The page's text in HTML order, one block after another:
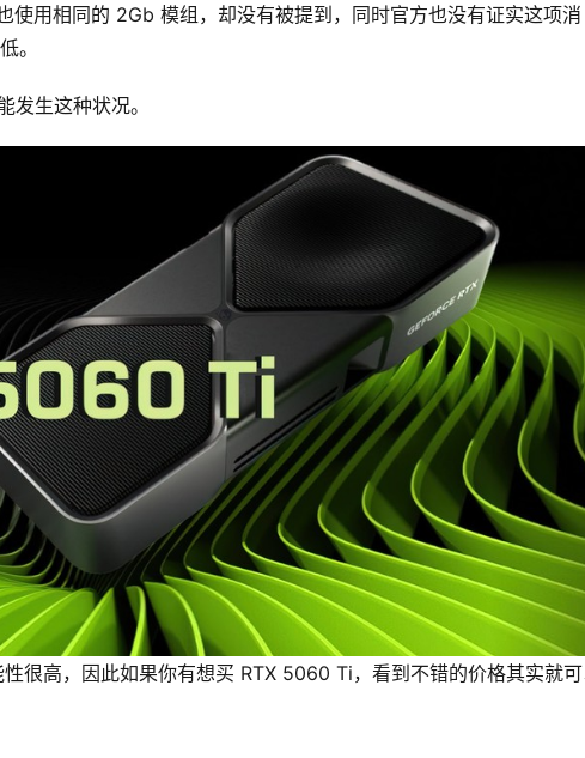
使用相同的 2Gb 模组，却没有被提到，同时官方也没有证实这项消
。
生这种状况。
很高，因此如果你有想买 RTX 5060 Ti，看到不错的价格其实就